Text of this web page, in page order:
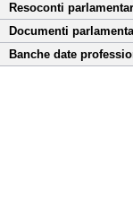
Resoconti
Documenti
Banche date